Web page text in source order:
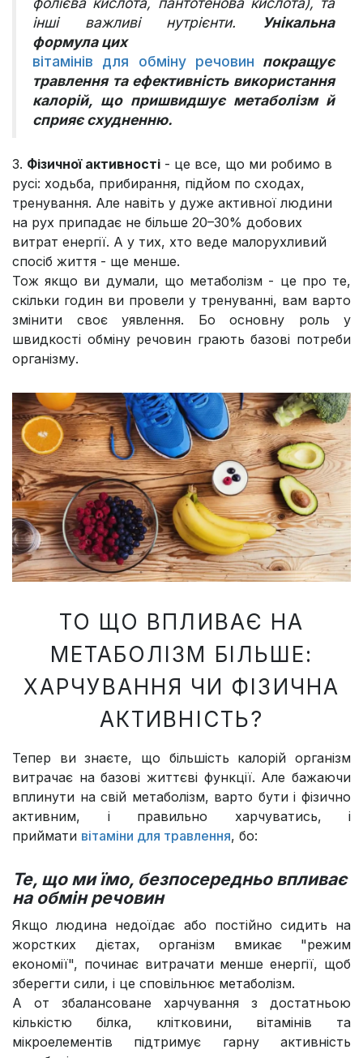
інші важливі нутрієнти. Унікальна
формула цих
вітамінів для обміну речовин покращує
травлення та ефективність використання
калорій, що пришвидшує метаболізм й
сприяє схудненню.
3. Фізичної активності - це все, що ми робимо в
русі: ходьба, прибирання, підйом по сходах,
тренування. Але навіть у дуже активної людини
на рух припадає не більше 20–30% добових
витрат енергії. А у тих, хто веде малорухливий
спосіб життя - ще менше.
Тож якщо ви думали, що метаболізм - це про те,
скільки годин ви провели у тренуванні, вам варто
змінити своє уявлення. Бо основну роль у
швидкості обміну речовин грають базові потреби
організму.
ТО ЩО ВПЛИВАЄ НА
МЕТАБОЛІЗМ БІЛЬШЕ:
ХАРЧУВАННЯ ЧИ ФІЗИЧНА
АКТИВНІСТЬ?
Тепер ви знаєте, що більшість калорій організм
витрачає на базові життєві функції. Але бажаючи
вплинути на свій метаболізм, варто бути і фізично
активним, і правильно харчуватись, і
приймати вітаміни для травлення, бо:
Те, що ми їмо, безпосередньо впливає
на обмін речовин
Якщо людина недоїдає або постійно сидить на
жорстких дієтах, організм вмикає "режим
економії", починає витрачати менше енергії, щоб
зберегти сили, і це сповільнює метаболізм.
А от збалансоване харчування з достатньою
кількістю білка, клітковини, вітамінів та
мікроелементів підтримує гарну активність